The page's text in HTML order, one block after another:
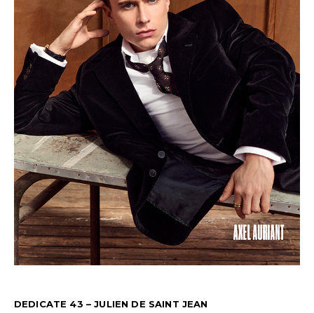
DEDICATE 43 – JULIEN DE SAINT JEAN